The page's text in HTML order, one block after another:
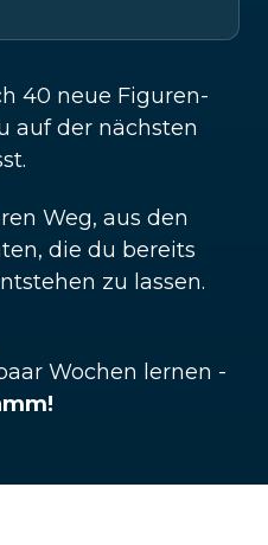
40 neue Figuren-
auf der nächsten
Weg, aus den
die du bereits
zu lassen.
Wochen lernen -